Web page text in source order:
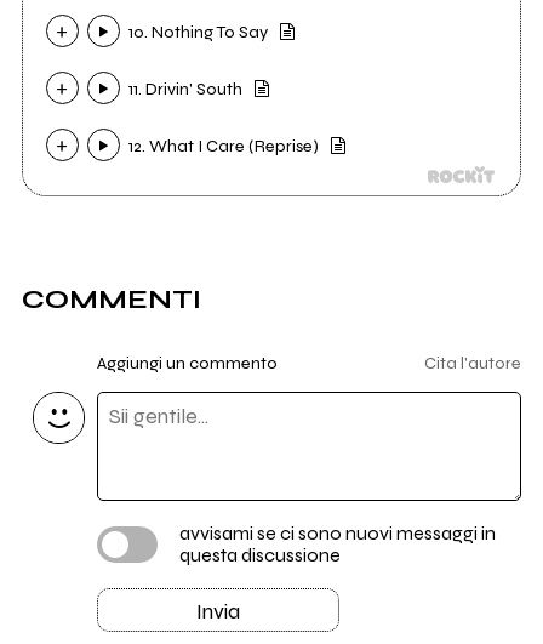
10. Nothing To Say
11. Drivin' South
12. What I Care (Reprise)
COMMENTI
Aggiungi un commento Cita l'autore
avvisami se ci sono nuovi messaggi in
questa discussione
Invia